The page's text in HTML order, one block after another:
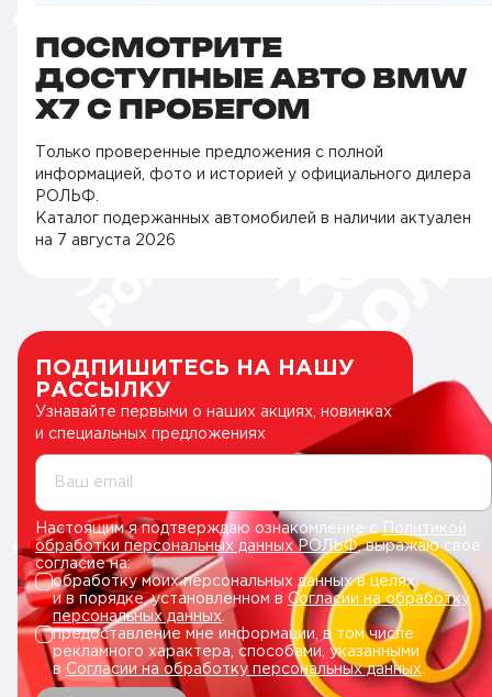
ПОСМОТРИТЕ
ДОСТУПНЫЕ АВТО BMW
X7 С ПРОБЕГОМ
Только проверенные предложения с полной
информацией, фото и историей у официального дилера
РОЛЬФ.
Каталог подержанных автомобилей в наличии актуален
на 7 августа 2026
ПОДПИШИТЕСЬ НА НАШУ
РАССЫЛКУ
Узнавайте первыми о наших акциях, новинках
и специальных предложениях
Ваш email
Настоящим я подтверждаю ознакомление сПолитикой
обработки персональных данных РОЛЬФ, выражаю свое
согласие на:
обработку моих персональных данных в целях
и в порядке, установленном в Согласии на обработку
персональных данных.
предоставление мне информации, в том числе
рекламного характера, способами, указанными
в Согласии на обработку персональных данных